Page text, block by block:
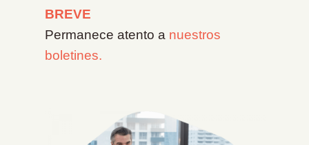
BREVE
Permanece atento a nuestros
boletines.